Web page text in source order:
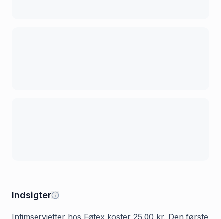
Indsigter
Intimservietter hos Føtex koster 25.00 kr. Den første